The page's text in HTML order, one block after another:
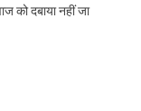
को दबाया नहीं जा